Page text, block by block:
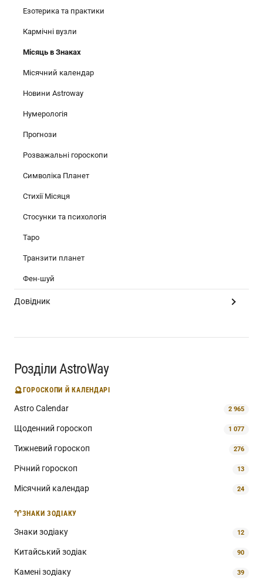
Езотерика та практики
Кармічні вузли
Місяць в Знаках
Місячний календар
Новини Astroway
Нумерологія
Прогнози
Розважальні гороскопи
Символіка Планет
Стихії Місяця
Стосунки та психологія
Таро
Транзити планет
Фен-шуй
Довідник
Розділи AstroWay
🔮ГОРОСКОПИ Й КАЛЕНДАРІ
Astro Calendar 2 965
Щоденний гороскоп 1 077
Тижневий гороскоп 276
Річний гороскоп 13
Місячний календар 24
♈ЗНАКИ ЗОДІАКУ
Знаки зодіаку 12
Китайський зодіак 90
Камені зодіаку 39